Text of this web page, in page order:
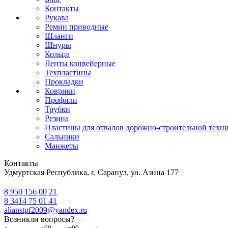
Контакты
Рукава
Ремни приводные
Шланги
Шнуры
Кольца
Ленты конвейерные
Техпластины
Прокладки
Коврики
Профили
Трубки
Резина
Пластины для отвалов дорожно-строительной
Сальники
Манжеты
Контакты
Удмуртская Республика, г. Сарапул, ул. Азина 177
8 950 156 00 21
8 3414 75 01 41
alianstpf2009@yandex.ru
Возникли вопросы?